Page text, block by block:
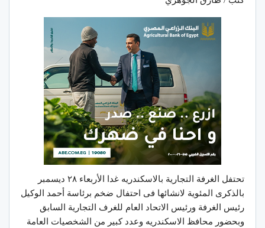
تحتفل الغرفة التجارية بالاسكندريه غدا الأربعاء ٢٨ ديسمبر
بالذكرى المئوية لانشائها فى احتفال ضخم برئاسة أحمد الوكيل
رئيس الغرفة ورئيس الاتحاد العام للغرف التجارية السابق
وبحضور محافظ الاسكندريه وعدد كبير من الشخصيات العامة